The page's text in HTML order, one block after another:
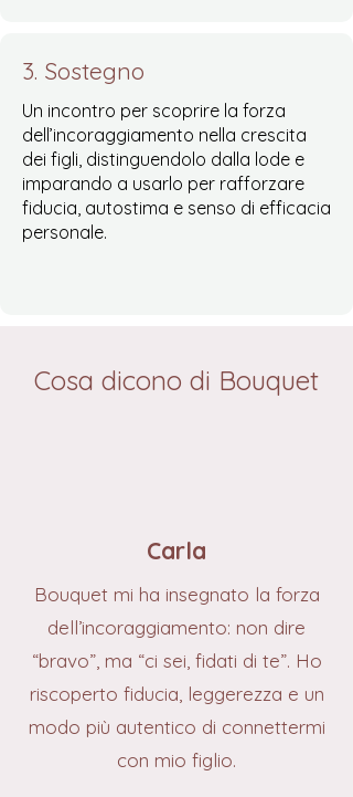
3. Sostegno
Un incontro per scoprire la forza
dell’incoraggiamento nella crescita
dei figli, distinguendolo dalla lode e
imparando a usarlo per rafforzare
fiducia, autostima e senso di efficacia
personale.
Cosa dicono di Bouquet
Carla
Bouquet mi ha insegnato la forza
dell’incoraggiamento: non dire
“bravo”, ma “ci sei, fidati di te”. Ho
riscoperto fiducia, leggerezza e un
modo più autentico di connettermi
con mio figlio.